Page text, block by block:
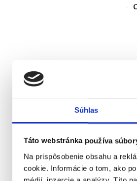
Súhlas
Táto webstránka používa
Na prispôsobenie obsahu a
cookie. Informácie o tom, ako